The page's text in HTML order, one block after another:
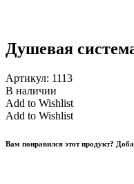
Душевая
Артикул: 1113
В наличии
Add to Wishlist
Add to Wishlist
Вам понравился этот продукт?